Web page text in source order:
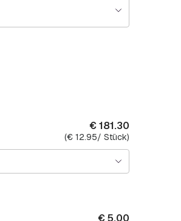
€181.30
(€12.95/ Stück)
€5.00